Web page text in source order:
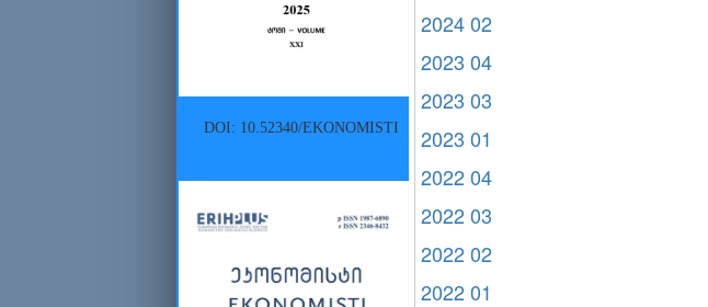
DOI: 10.52340/EKONOMISTI
2024 02
2023 04
2023 03
2023 01
2022 04
2022 03
2022 02
2022 01